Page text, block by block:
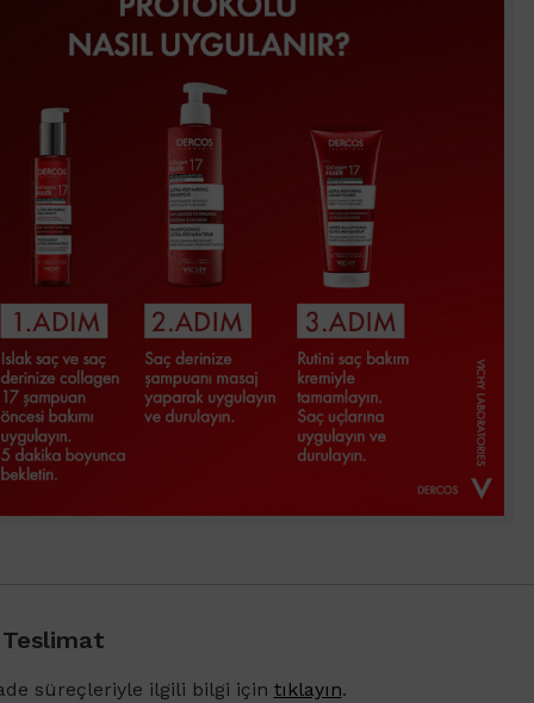
1500 TL ve üzeri alışverişlerinizde Vichy Dercos
Karşıtı Bakım Şampuanı 6ml
süreçleriyle ilgili bilgi için tıklayın.